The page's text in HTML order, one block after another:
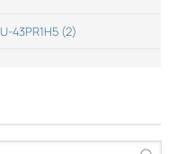
43PR1H5 (2)